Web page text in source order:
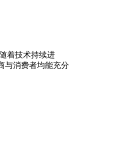
着技术持续进
与消费者均能充分